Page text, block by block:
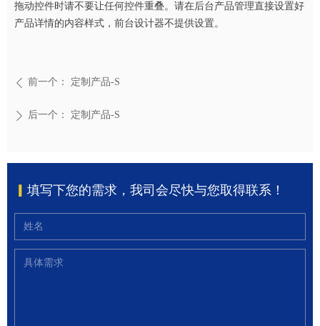
拖动控件时请不要让任何控件重叠。请在后台产品管理直接设置好
产品详情的内容样式，前台设计器不提供设置。
ꄴ 前一个： 定制产品-S
ꄲ 后一个： 定制产品-S
填写下您的需求，我司会尽快与您取得联系！